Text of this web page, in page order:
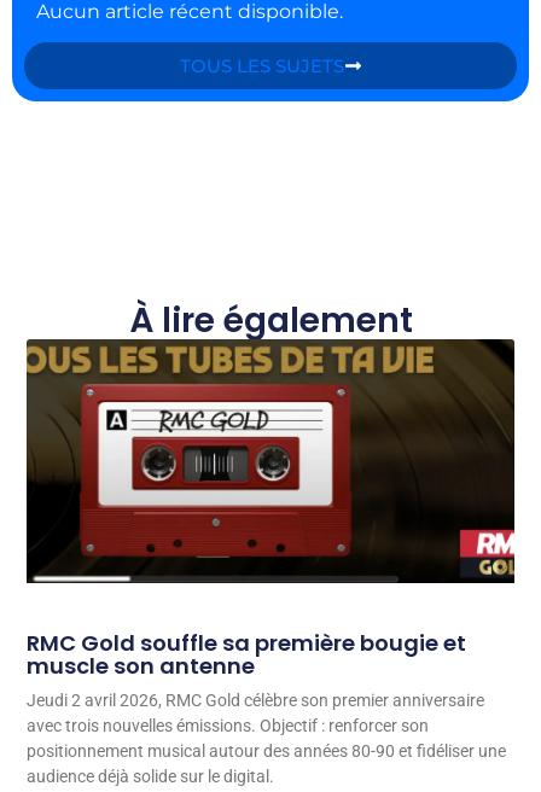
Aucun article récent disponible.
TOUS LES SUJETS
À lire également
RMC Gold souffle sa première bougie et
muscle son antenne
Jeudi 2 avril 2026, RMC Gold célèbre son premier anniversaire
avec trois nouvelles émissions. Objectif : renforcer son
positionnement musical autour des années 80-90 et fidéliser une
audience déjà solide sur le digital.